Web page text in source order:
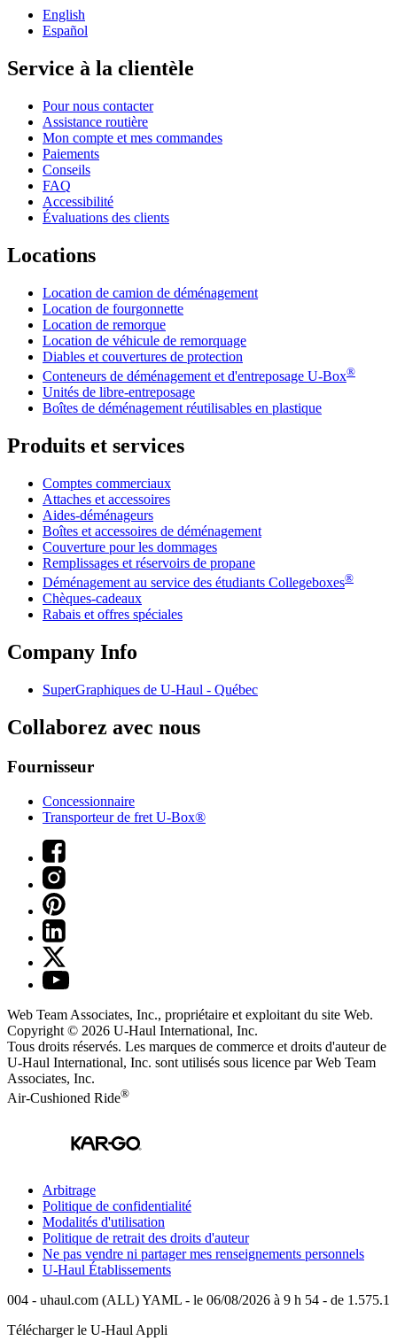
English
Español
Service à la clientèle
Pour nous contacter
Assistance routière
Mon compte et mes commandes
Paiements
Conseils
FAQ
Accessibilité
Évaluations des clients
Locations
Location de camion de déménagement
Location de fourgonnette
Location de remorque
Location de véhicule de remorquage
Diables et couvertures de protection
Conteneurs de déménagement et d'entreposage U-Box®
Unités de libre-entreposage
Boîtes de déménagement réutilisables en plastique
Produits et services
Comptes commerciaux
Attaches et accessoires
Aides-déménageurs
Boîtes et accessoires de déménagement
Couverture pour les dommages
Remplissages et réservoirs de propane
Déménagement au service des étudiants Collegeboxes®
Chèques-cadeaux
Rabais et offres spéciales
Company Info
SuperGraphiques de U-Haul - Québec
Collaborez avec nous
Fournisseur
Concessionnaire
Transporteur de fret U-Box®
Web Team Associates, Inc., propriétaire et exploitant du site Web.
Copyright © 2026 U-Haul International, Inc.
Tous droits réservés. Les marques de commerce et droits d'auteur de
U-Haul International, Inc. sont utilisés sous licence par Web Team
Associates, Inc.
Air-Cushioned Ride®
Arbitrage
Politique de confidentialité
Modalités d'utilisation
Politique de retrait des droits d'auteur
Ne pas vendre ni partager mes renseignements personnels
U-Haul Établissements
004 - uhaul.com (ALL) YAML - le 06/08/2026 à 9 h 54 - de 1.575.1
Télécharger le U-Haul Appli